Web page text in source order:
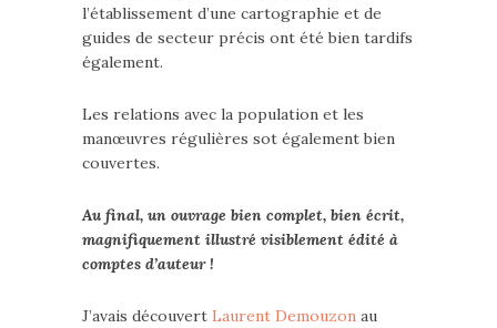
l’établissement d’une cartographie et de
guides de secteur précis ont été bien tardifs
également.
Les relations avec la population et les
manœuvres régulières sot également bien
couvertes.
Au final, un ouvrage bien complet, bien écrit,
magnifiquement illustré visiblement édité à
comptes d’auteur !
J’avais découvert Laurent Demouzon au